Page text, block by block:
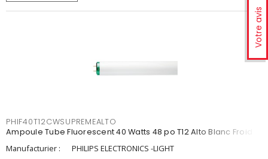
Votre avis
PHIF40T12CWSUPREMEALTO
Ampoule Tube Fluorescent 40 Watts 48 po T12 Alto Blanc Froid
Manufacturier :
PHILIPS ELECTRONICS -LIGHT